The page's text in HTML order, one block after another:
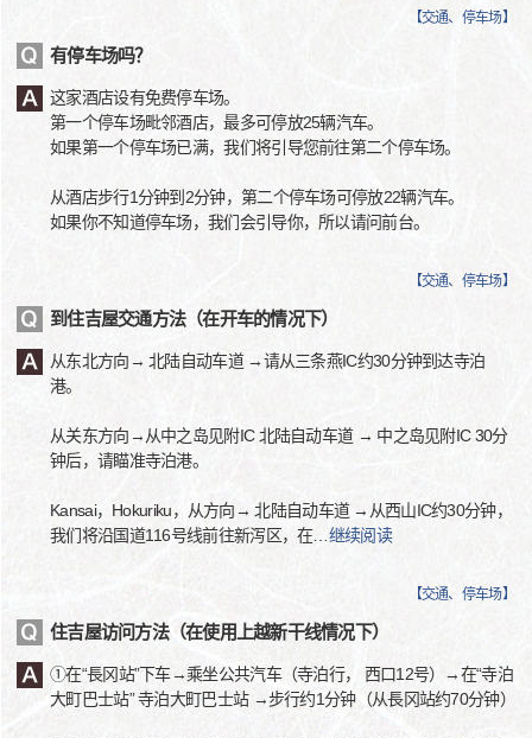
【交通、停车场】
有停车场吗？
这家酒店设有免费停车场。
第一个停车场毗邻酒店，最多可停放25辆汽车。
如果第一个停车场已满，我们将引导您前往第二个停车场。
从酒店步行1分钟到2分钟，第二个停车场可停放22辆汽车。
如果你不知道停车场，我们会引导你，所以请问前台。
【交通、停车场】
到住吉屋交通方法（在开车的情况下）
从东北方向→ 北陆自动车道 →请从三条燕IC约30分钟到达寺泊
港。
从关东方向→从中之岛见附IC 北陆自动车道 → 中之岛见附IC 30分
钟后，请瞄准寺泊港。
Kansai，Hokuriku，从方向→ 北陆自动车道 →从西山IC约30分钟，
我们将沿国道116号线前往新泻区，在… 继续阅读
【交通、停车场】
住吉屋访问方法（在使用上越新干线情况下）
①在“長冈站”下车→乘坐公共汽车（寺泊行， 西口12号）→在“寺泊
大町巴士站” 寺泊大町巴士站 →步行约1分钟（从長冈站约70分钟）